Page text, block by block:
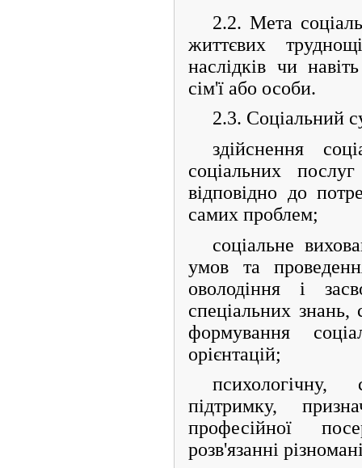
2.2. Мета
життєвих
наслідків чи
сім'ї або особи.
2.3. Соціальний
здійснення
соціальних послуг
відповідно до
самих проблем;
соціальне
умов та
оволодіння і
спеціальних знань,
формування
орієнтацій;
підтримку,
професійної
розв'язанні